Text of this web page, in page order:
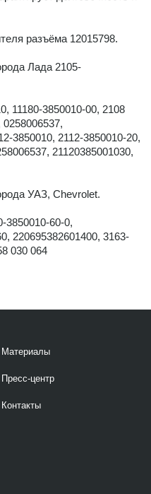
разъёма 12015798.
Лада 2105-
11180-3850010-00, 2108
3850010, 2112-3850010-20,
21120385001030,
УАЗ, Chevrolet.
3850010-60-0,
220695382601400, 3163-
030 064
Материалы
Пресс-центр
Контакты